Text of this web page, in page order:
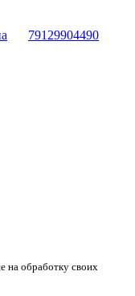
79129904490
на обработку своих